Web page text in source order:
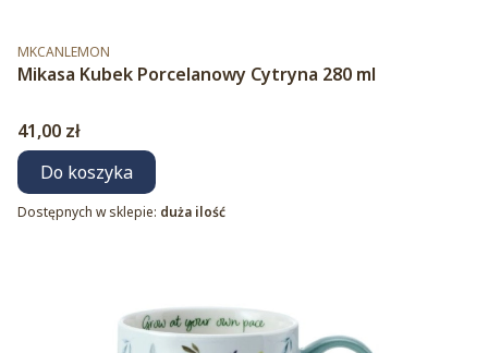
Kod produktu
MKCANLEMON
Mikasa Kubek Porcelanowy Cytryna 280 ml
Cena
41,00 zł
Do koszyka
Dostępnych w sklepie: duża ilość